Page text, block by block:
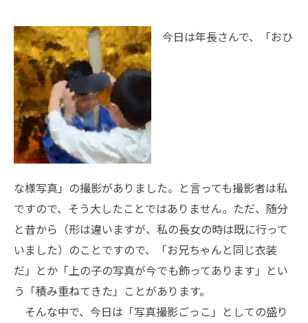
今日は年長さんで、「おひ
な様写真」の撮影がありました。と言っても撮影者は私
ですので、そう大したことではありません。ただ、随分
と昔から（形は違いますが、私の長女の時は既に行って
いました）のことですので、「お兄ちゃんと同じ衣装
だ」とか「上の子の写真が今でも飾ってあります」とい
う「積み重ねてきた」ことがあります。
そんな中で、今日は「写真撮影ごっこ」としての盛り